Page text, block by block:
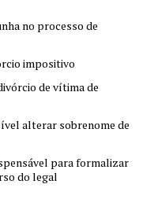
no processo de
impositivo
de vítima de
alterar sobrenome de
para formalizar
do legal